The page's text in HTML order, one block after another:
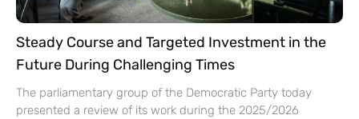
Steady Course and Targeted Investment in the
Future During Challenging Times
The parliamentary group of the Democratic Party today
presented a review of its work during the 2025/2026